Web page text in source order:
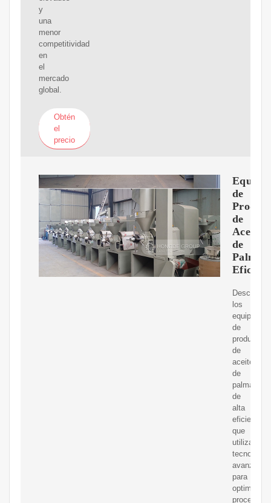
y
una
menor
competitividad
en
el
mercado
global.
Obtén
el
precio
de
de
Aceite
de
Palma:
Descubre
los
equipos
de
producción
de
aceite
de
palma
de
alta
eficiencia
que
utilizan
tecnología
avanzada
para
optimizar
procesos